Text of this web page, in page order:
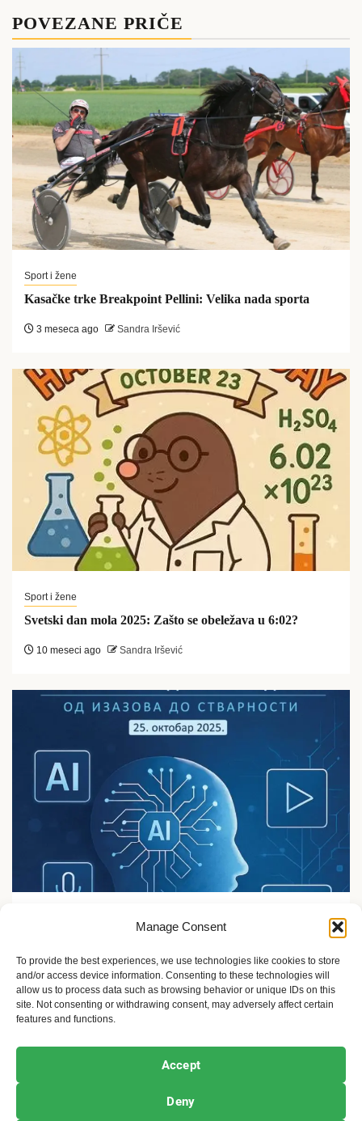
Manage Consent
To provide the best experiences, we use technologies like cookies to store
and/or access device information. Consenting to these technologies will
allow us to process data such as browsing behavior or unique IDs on this
site. Not consenting or withdrawing consent, may adversely affect certain
features and functions.
Accept
Deny
POVEZANE PRIČE
Sport i žene
Kasačke trke Breakpoint Pellini: Velika nada sporta
3 meseca ago Sandra Iršević
Sport i žene
Svetski dan mola 2025: Zašto se obeležava u 6:02?
10 meseci ago Sandra Iršević
stvarnosti
10 meseci ago Sandra Iršević
Ekologija i održivost